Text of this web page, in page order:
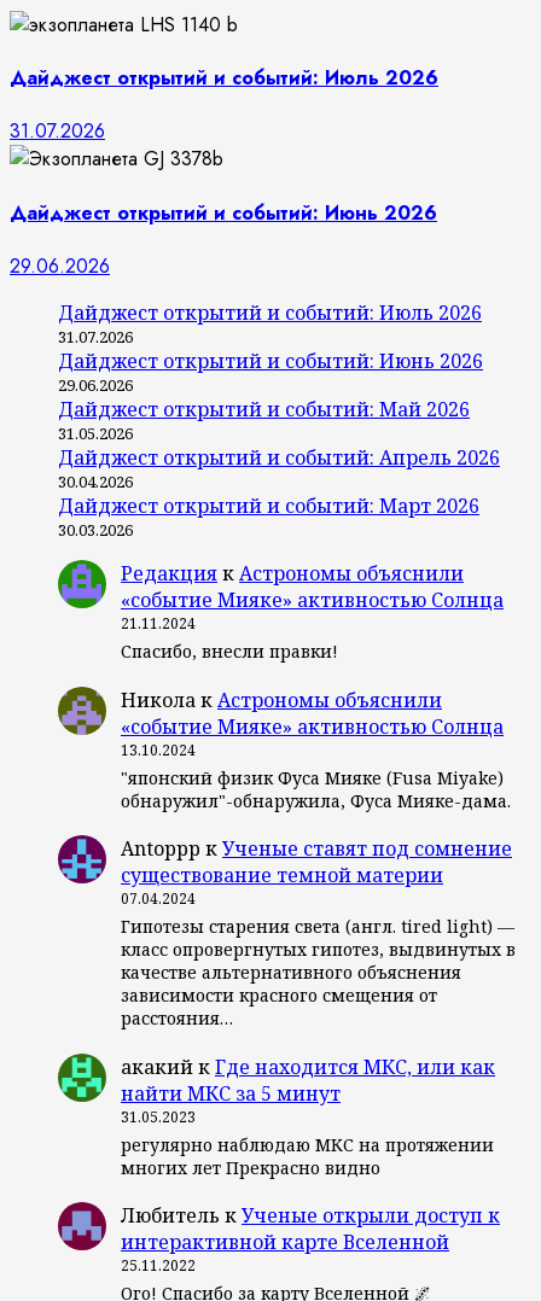
Дайджест открытий и событий: Июль 2026
31.07.2026
Дайджест открытий и событий: Июнь 2026
29.06.2026
Дайджест открытий и событий: Июль 2026
31.07.2026
Дайджест открытий и событий: Июнь 2026
29.06.2026
Дайджест открытий и событий: Май 2026
31.05.2026
Дайджест открытий и событий: Апрель 2026
30.04.2026
Дайджест открытий и событий: Март 2026
30.03.2026
РедакциякАстрономы объяснили
«событие Мияке» активностью Солнца
21.11.2024
Спасибо, внесли правки!
НиколакАстрономы объяснили
«событие Мияке» активностью Солнца
13.10.2024
"японский физик Фуса Мияке (Fusa Miyake)
обнаружил"-обнаружила, Фуса Мияке-дама.
Antoppp кУченые ставят под сомнение
существование темной материи
07.04.2024
Гипотезы старения света (англ. tired light) —
класс опровергнутых гипотез, выдвинутых в
качестве альтернативного объяснения
зависимости красного смещения от
расстояния…
акакийкГде находится МКС, или как
найти МКС за 5 минут
31.05.2023
регулярно наблюдаю МКС на протяжении
многих лет Прекрасно видно
Любитель кУченые открыли доступ к
интерактивной карте Вселенной
25.11.2022
Ого! Спасибо за карту Вселенной 🌌